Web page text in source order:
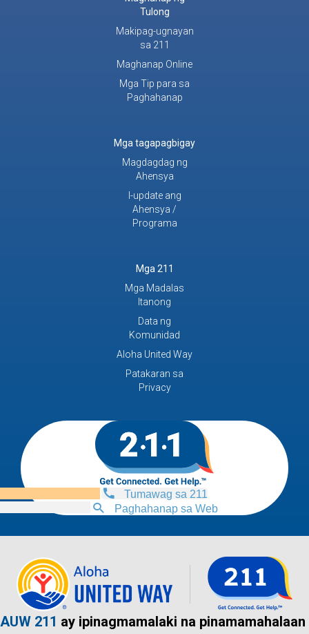
Tulong
Makipag-ugnayan
sa 211
Maghanap Online
Mga Tip para sa
Paghahanap
Mga tagapagbigay
Magdagdag ng
Ahensya
I-update ang
Ahensya /
Programa
Mga 211
Mga Madalas
Itanong
Data ng
Komunidad
Aloha United Way
Patakaran sa
Privacy
Tumawag sa 211
Paghahanap sa Web
AUW 211 ay ipinagmamalaki na pinamamahalaan